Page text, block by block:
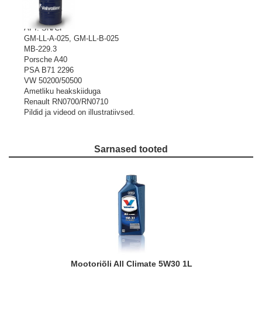
Täidab ja ületab kvaliteedi nõudeid:
ACEA A3/B3, A3/B4
API: SN/CF
GM-LL-A-025, GM-LL-B-025
MB-229.3
Porsche A40
PSA B71 2296
VW 50200/50500
Ametliku heakskiiduga
Renault RN0700/RN0710
Pildid ja videod on illustratiivsed.
Sarnased tooted
Mootoriõli All Climate 5W30 1L